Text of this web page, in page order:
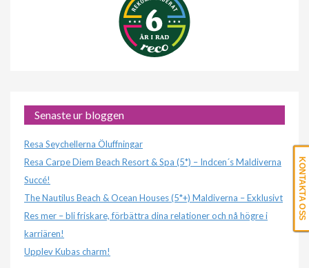
Senaste ur bloggen
Resa Seychellerna Öluffningar
Resa Carpe Diem Beach Resort & Spa (5*) – Indcen´s Maldiverna
Succé!
The Nautilus Beach & Ocean Houses (5*+) Maldiverna – Exklusivt
Res mer – bli friskare, förbättra dina relationer och nå högre i
karriären!
Upplev Kubas charm!
KONTAKTA OSS